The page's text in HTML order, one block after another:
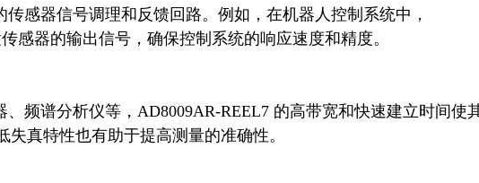
感器的输出信号，确保控制系统的响应速度和精度。
真特性也有助于提高测量的准确性。